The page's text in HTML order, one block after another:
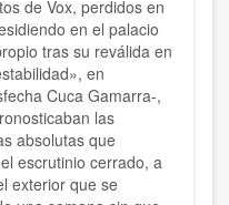
de Vox, perdidos en
en el palacio
tras su reválida en
en
Cuca Gamarra-,
las
absolutas que
escrutinio cerrado, a
exterior que se